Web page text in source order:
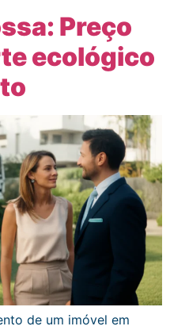
Preço
ecológico
de um imóvel em